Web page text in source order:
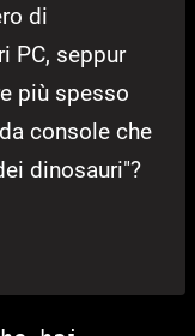
di
PC, seppur
più spesso
console che
dinosauri"?